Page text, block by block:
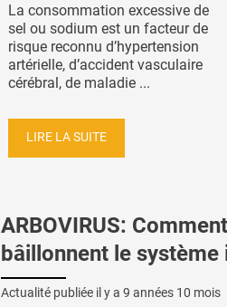
La consommation excessive de
sel ou sodium est un facteur de
risque reconnu d’hypertension
artérielle, d’accident vasculaire
cérébral, de maladie ...
LIRE LA SUITE
ARBOVIRUS:
bâillonnent le
Actualité publiée il y a 9 années 10 mois